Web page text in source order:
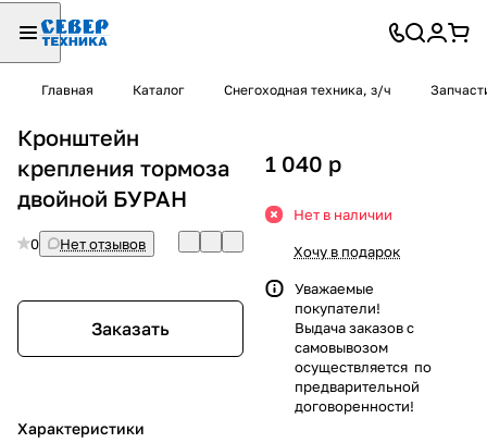
Главная Каталог Снегоходная техника, з/ч
Кронштейн
крепления тормоза
двойной БУРАН
0 Нет отзывов
Заказать
Характеристики
1 040 p
Нет в наличии
Хочу в подарок
Уважаемые
покупатели!
Выдача заказов с
самовывозом
осуществляется по
предварительной
договоренности!